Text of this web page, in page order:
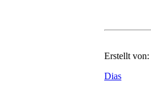
Erstellt von:
Dias